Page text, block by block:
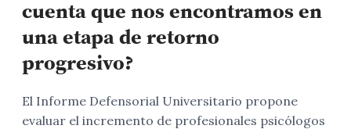
cuenta que nos encontramos en
una etapa de retorno
progresivo?
El Informe Defensorial Universitario propone
evaluar el incremento de profesionales psicólogos